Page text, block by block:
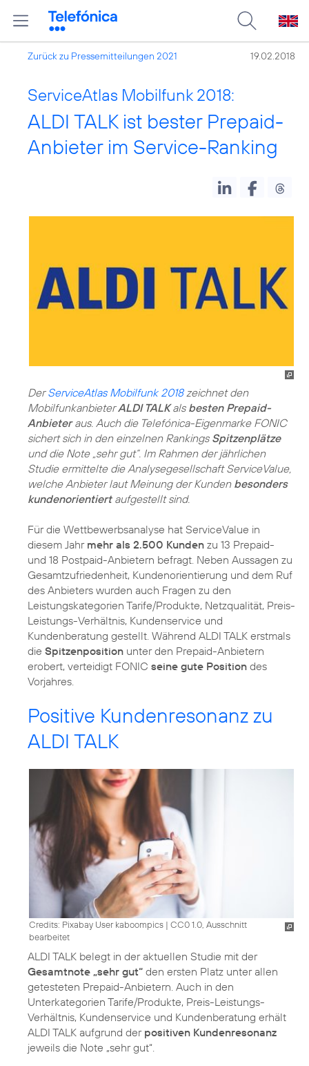
Zurück zu Pressemitteilungen 2021 19.02.2018
ServiceAtlas Mobilfunk 2018:
ALDI TALK ist bester Prepaid-
Anbieter im Service-Ranking
DerServiceAtlas Mobilfunk 2018zeichnet den
MobilfunkanbieterALDI TALKals besten Prepaid-
Anbieteraus. Auch die Telefónica-Eigenmarke FONIC
sichert sich in den einzelnen Rankings Spitzenplätze
und die Note „sehr gut“. Im Rahmen der jährlichen
Studie ermittelte die Analysegesellschaft ServiceValue,
welche Anbieter laut Meinung der Kunden besonders
kundenorientiertaufgestellt sind.
Für die Wettbewerbsanalyse hat ServiceValue in
diesem Jahr mehr als 2.500 Kunden zu 13 Prepaid-
und 18 Postpaid-Anbietern befragt. Neben Aussagen zu
Gesamtzufriedenheit, Kundenorientierung und dem Ruf
des Anbieters wurden auch Fragen zu den
Leistungskategorien Tarife/Produkte, Netzqualität, Preis-
Leistungs-Verhältnis, Kundenservice und
Kundenberatung gestellt. Während ALDI TALK erstmals
die Spitzenposition unter den Prepaid-Anbietern
erobert, verteidigt FONIC seine gute Position des
Vorjahres.
Positive Kundenresonanz zu
ALDI TALK
Credits: Pixabay User kaboompics | CC0 1.0, Ausschnitt
bearbeitet
ALDI TALK belegt in der aktuellen Studie mit der
Gesamtnote „sehr gut“ den ersten Platz unter allen
getesteten Prepaid-Anbietern. Auch in den
Unterkategorien Tarife/Produkte, Preis-Leistungs-
Verhältnis, Kundenservice und Kundenberatung erhält
ALDI TALK aufgrund der positiven Kundenresonanz
jeweils die Note „sehr gut“.